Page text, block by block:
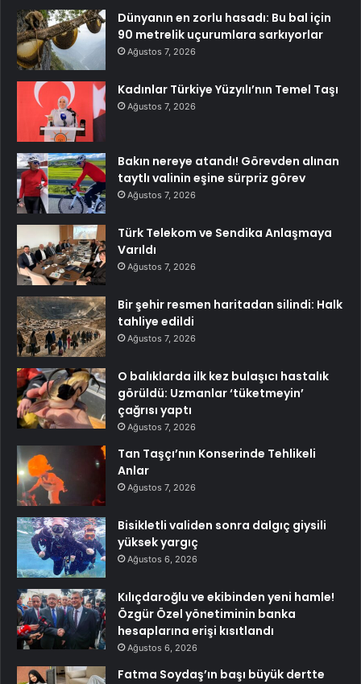
Dünyanın en zorlu hasadı: Bu bal için
90 metrelik uçurumlara sarkıyorlar
Ağustos 7, 2026
Kadınlar Türkiye Yüzyılı’nın Temel Taşı
Ağustos 7, 2026
Bakın nereye atandı! Görevden alınan
taytlı valinin eşine sürpriz görev
Ağustos 7, 2026
Türk Telekom ve Sendika Anlaşmaya
Varıldı
Ağustos 7, 2026
Bir şehir resmen haritadan silindi: Halk
tahliye edildi
Ağustos 7, 2026
O balıklarda ilk kez bulaşıcı hastalık
görüldü: Uzmanlar ‘tüketmeyin’
çağrısı yaptı
Ağustos 7, 2026
Tan Taşçı’nın Konserinde Tehlikeli
Anlar
Ağustos 7, 2026
Bisikletli validen sonra dalgıç giysili
yüksek yargıç
Ağustos 6, 2026
Kılıçdaroğlu ve ekibinden yeni hamle!
Özgür Özel yönetiminin banka
hesaplarına erişi kısıtlandı
Ağustos 6, 2026
Fatma Soydaş’ın başı büyük dertte